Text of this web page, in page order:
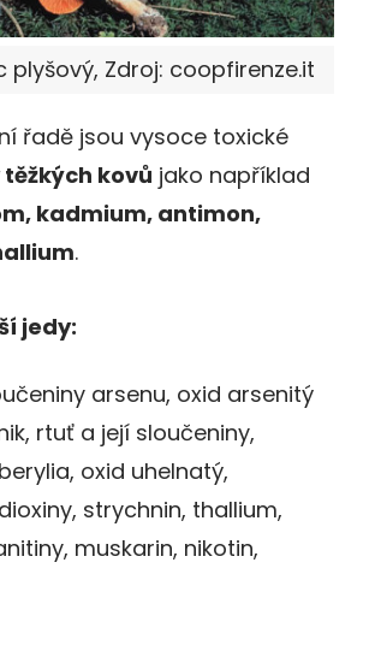
plyšový, Zdroj: coopfirenze.it
řadě jsou vysoce toxické
kovů jako například
kadmium, antimon,
.
jedy:
arsenu, oxid arsenitý
rtuť a její sloučeniny,
oxid uhelnatý,
strychnin, thallium,
muskarin, nikotin,